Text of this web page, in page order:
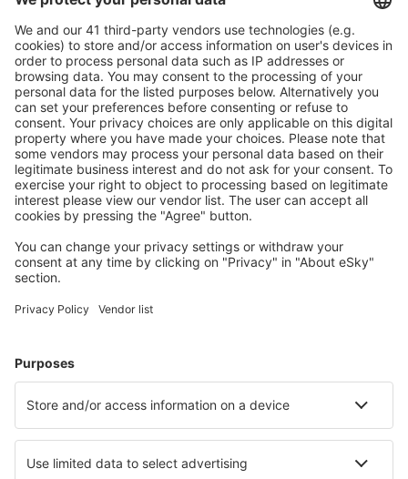
Pečlivé plánování
Bezproblémová rezervace s možností bezplatného
zrušení.
S námi ušetříte
Atraktivní ceny a speciální nabídky pro přihlášené
uživatele.
Ubytování dle vašeho gusta
Vyberte si z více než 1.3 milionu zařízení: hotelů,
Nejvyhledávanější hotely uživateli eSky
Hotely in Sozopol Hotely v Burgasu
Hotely Aheloy Hotely in Kharmanli Hotely in Elenite